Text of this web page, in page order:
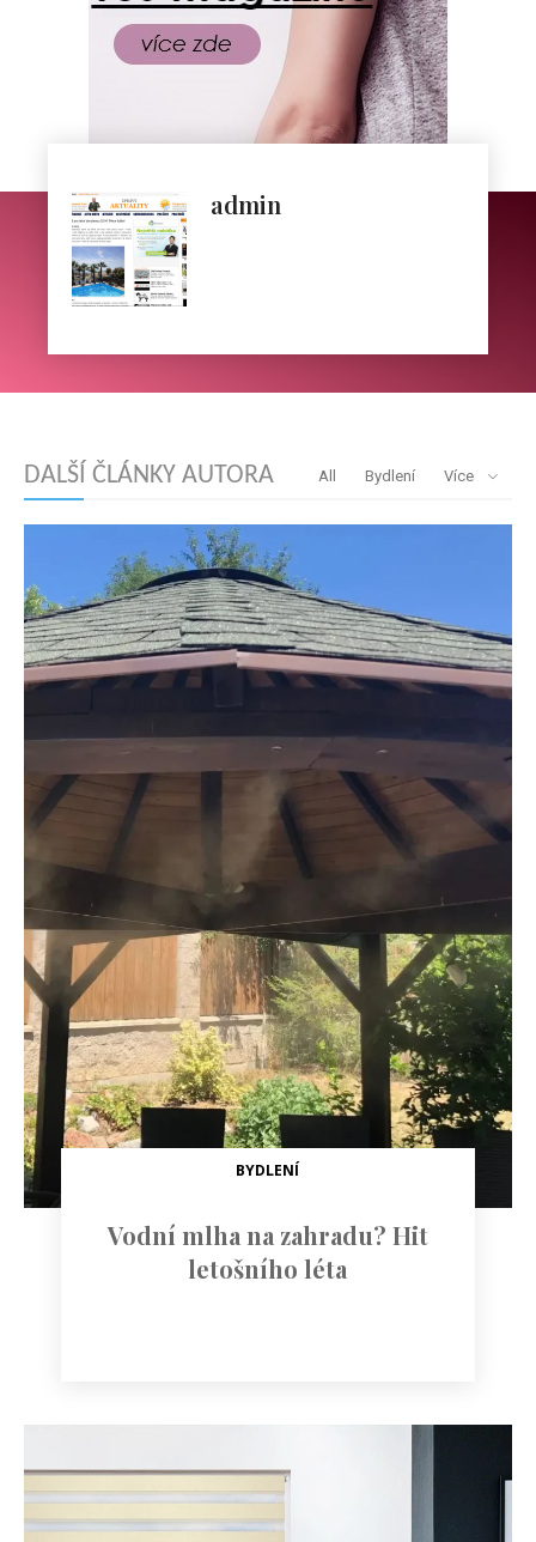
admin
DALŠÍ ČLÁNKY AUTORA All Bydlení Více
BYDLENÍ
Vodní mlha na zahradu? Hit
letošního léta